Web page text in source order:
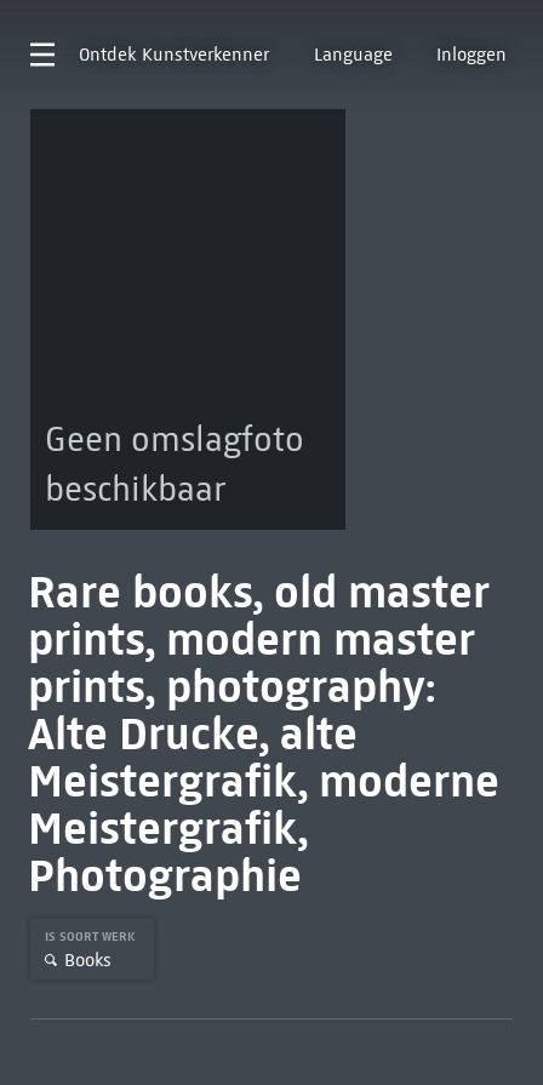
Ontdek Kunstverkenner Language Inloggen
Geen omslagfoto
beschikbaar
Rare books, old master
prints, modern master
prints, photography:
Alte Drucke, alte
Meistergrafik, moderne
Meistergrafik,
Photographie
IS SOORT WERK
Books